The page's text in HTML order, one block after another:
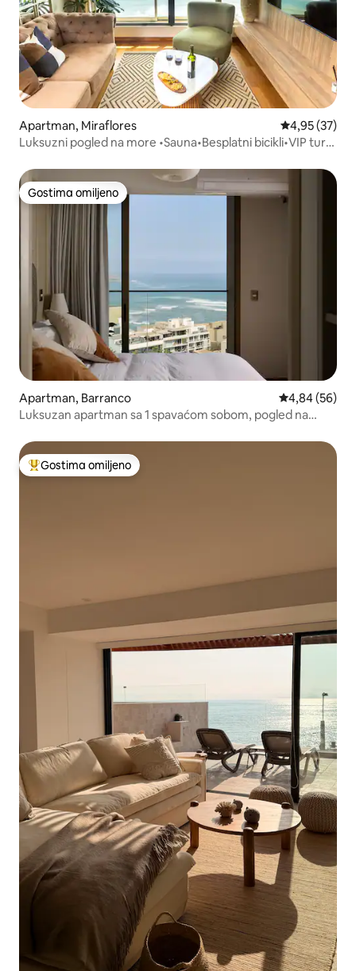
Apartman, Miraflores Prosečna
4,95 (37)
Luksuzni pogled na more •Sauna•Besplatni bicikli•VIP tura
Gostima omiljeno
Gostima omiljeno
Apartman, Barranco Prosečna
4,84 (56)
Luksuzan apartman sa 1 spavaćom sobom, pogled na
Najuspešniji među gostima omiljenim
Gostima omiljeno